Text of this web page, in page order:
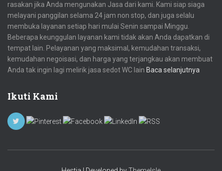
rasakan jika Anda mengunakan Jasa dari kami. Kami siap siaga
melayani panggilan selama 24 jam non stop, dan juga selalu
membuka layanan setiap hari mulai Senin sampai Minggu.
Beberapa keunggulan layanan kami tidak akan Anda dapatkan di
tempat lain. Pelayanan yang maksimal, kemudahan transaksi,
kemudahan negoisasi, dan harga yang terjangkau akan membuat
Anda tak ingin lagi melirik jasa sedot WC lain Baca selanjutnya
Ikuti Kami